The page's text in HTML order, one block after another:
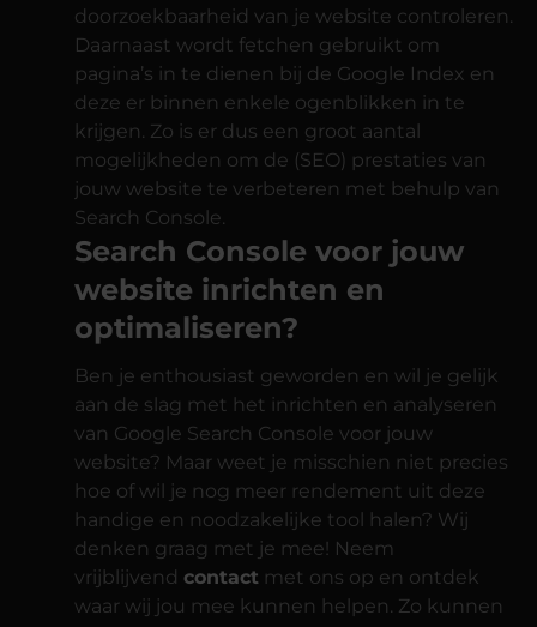
doorzoekbaarheid van je website controleren.
Daarnaast wordt fetchen gebruikt om
pagina’s in te dienen bij de Google Index en
deze er binnen enkele ogenblikken in te
krijgen. Zo is er dus een groot aantal
mogelijkheden om de (SEO) prestaties van
jouw website te verbeteren met behulp van
Search Console.
Search Console voor jouw
website inrichten en
optimaliseren?
Ben je enthousiast geworden en wil je gelijk
aan de slag met het inrichten en analyseren
van Google Search Console voor jouw
website? Maar weet je misschien niet precies
hoe of wil je nog meer rendement uit deze
handige en noodzakelijke tool halen? Wij
denken graag met je mee! Neem
vrijblijvend contactmet ons op en ontdek
waar wij jou mee kunnen helpen. Zo kunnen